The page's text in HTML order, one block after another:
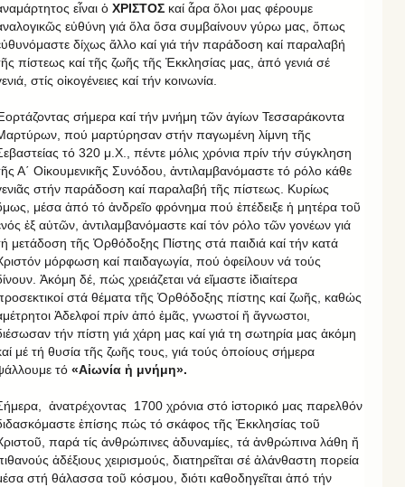
εἶναι ὁ ΧΡΙΣΤΟΣ καί ἆρα ὅλοι μας φέρουμε
εὐθύνη γιά ὅλα ὅσα συμβαίνουν γύρω μας, ὅπως
δίχως ἄλλο καί γιά τήν παράδοση καί παραλαβή
πίστεως καί τῆς ζωῆς τῆς Ἐκκλησίας μας, ἀπό γενιά σέ
στίς οἰκογένειες καί τήν κοινωνία.
σήμερα καί τήν μνήμη τῶν ἁγίων Τεσσαράκοντα
πού μαρτύρησαν στήν παγωμένη λίμνη τῆς
τό 320 μ.Χ., πέντε μόλις χρόνια πρίν τήν σύγκληση
Α΄ Οἰκουμενικῆς Συνόδου, ἀντιλαμβανόμαστε τό ρόλο κάθε
στήν παράδοση καί παραλαβή τῆς πίστεως. Κυρίως
μέσα ἀπό τό ἀνδρεῖο φρόνημα πού ἐπέδειξε ἡ μητέρα τοῦ
ἐξ αὐτῶν, ἀντιλαμβανόμαστε καί τόν ρόλο τῶν γονέων γιά
μετάδοση τῆς Ὀρθόδοξης Πίστης στά παιδιά καί τήν κατά
μόρφωση καί παιδαγωγία, πού ὀφείλουν νά τούς
Ἀκόμη δέ, πώς χρειάζεται νά εἴμαστε ἰδιαίτερα
στά θέματα τῆς Ὀρθόδοξης πίστης καί ζωῆς, καθώς
Ἀδελφοί πρίν ἀπό ἐμᾶς, γνωστοί ἤ ἄγνωστοι,
τήν πίστη γιά χάρη μας καί γιά τη σωτηρία μας ἀκόμη
μέ τή θυσία τῆς ζωῆς τους, γιά τούς ὁποίους σήμερα
τό «Αἰωνία ἡ μνήμη».
ἀνατρέχοντας 1700 χρόνια στό ἱστορικό μας παρελθόν
ἐπίσης πώς τό σκάφος τῆς Ἐκκλησίας τοῦ
παρά τίς ἀνθρώπινες ἀδυναμίες, τά ἀνθρώπινα λάθη ἤ
ἀδέξιους χειρισμούς, διατηρεῖται σέ ἀλάνθαστη πορεία
στή θάλασσα τοῦ κόσμου, διότι καθοδηγεῖται ἀπό τήν